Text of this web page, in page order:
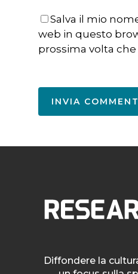
Salva il mio
web in questo
prossima volta
Diffondere la